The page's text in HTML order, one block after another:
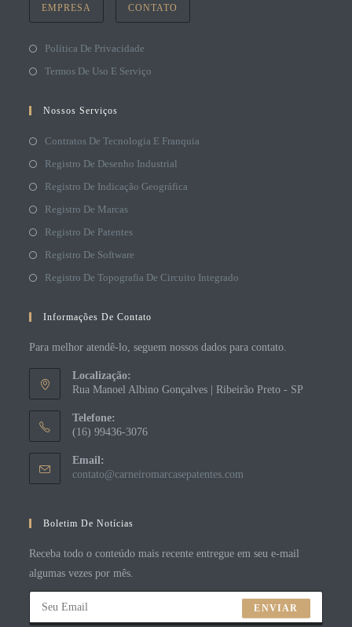
EMPRESA CONTATO
Política De Privacidade
Termos De Uso E Serviço
Nossos Serviços
Contratos De Tecnologia E Franquia
Registro De Desenho Industrial
Registro De Indicação Geográfica
Registro De Marcas
Registro De Patentes
Registro De Software
Registro De Topografia De Circuito Integrado
Informações De Contato
Para melhor atendê-lo, seguem nossos dados para contato.
Localização:
Rua Manoel Albino Gonçalves | Ribeirão Preto - SP
Telefone:
(16) 99436-3076
Email:
contato@carneiromarcasepatentes.com
Boletim De Notícias
Receba todo o conteúdo mais recente entregue em seu e-mail
algumas vezes por mês.
ENVIAR